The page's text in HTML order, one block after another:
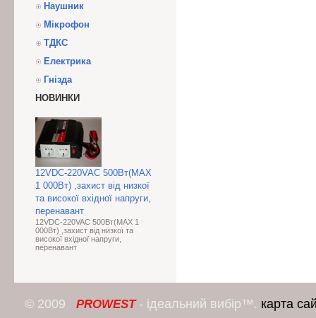
Наушник
Мікрофон
ТДКС
Електрика
Гнізда
НОВИНКИ
12VDC-220VAC 500Вт(МАХ
1 000Вт) ,захист від низкої
та високої вхідної напруги,
перенавант
12VDC-220VAC 500Вт(МАХ 1
000Вт) ,захист від низкої та
високої вхідної напруги,
перенавант
© 2009 PROWEST- ідеальний вибір™. карта